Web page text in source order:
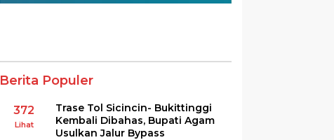
Berita Populer
372
Lihat
Trase Tol Sicincin- Bukittinggi
Kembali Dibahas, Bupati Agam
Usulkan Jalur Bypass